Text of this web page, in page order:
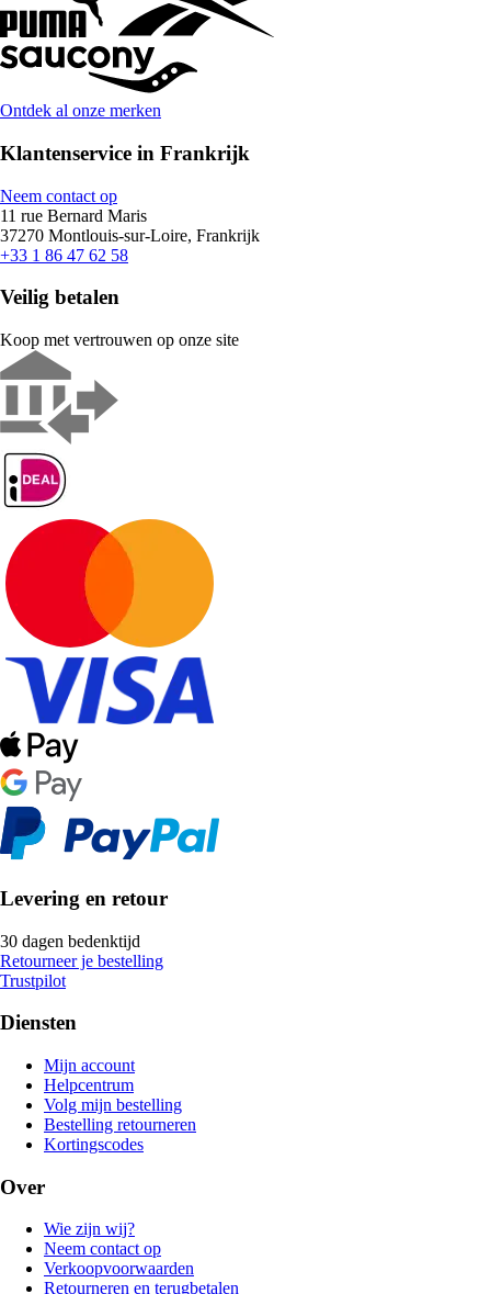
Ontdek al onze merken
Klantenservice in Frankrijk
Neem contact op
11 rue Bernard Maris
37270 Montlouis-sur-Loire, Frankrijk
+33 1 86 47 62 58
Veilig betalen
Koop met vertrouwen op onze site
Levering en retour
30 dagen bedenktijd
Retourneer je bestelling
Trustpilot
Diensten
Mijn account
Helpcentrum
Volg mijn bestelling
Bestelling retourneren
Kortingscodes
Over
Wie zijn wij?
Neem contact op
Verkoopvoorwaarden
Retourneren en terugbetalen